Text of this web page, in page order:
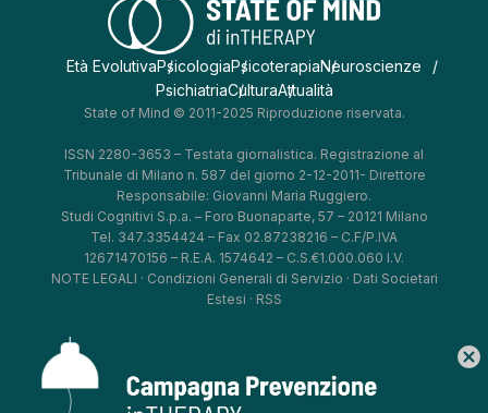
Età EvolutivaPsicologiaPsicoterapiaNeuroscienze
PsichiatriaCulturaAttualità
State of Mind © 2011-2025 Riproduzione riservata.
ISSN 2280-3653 – Testata giornalistica. Registrazione al
Tribunale di Milano n. 587 del giorno 2-12-2011- Direttore
Responsabile: Giovanni Maria Ruggiero.
Studi Cognitivi S.p.a. – Foro Buonaparte, 57 – 20121 Milano
Tel. 347.3354424 – Fax 02.87238216 – C.F/P.IVA
12671470156 – R.E.A. 1574642 – C.S.€1.000.060 I.V.
NOTE LEGALI · Condizioni Generali di Servizio · Dati Societari
Estesi · RSS
Aggiorna le tue preferenze–
** **
cancel